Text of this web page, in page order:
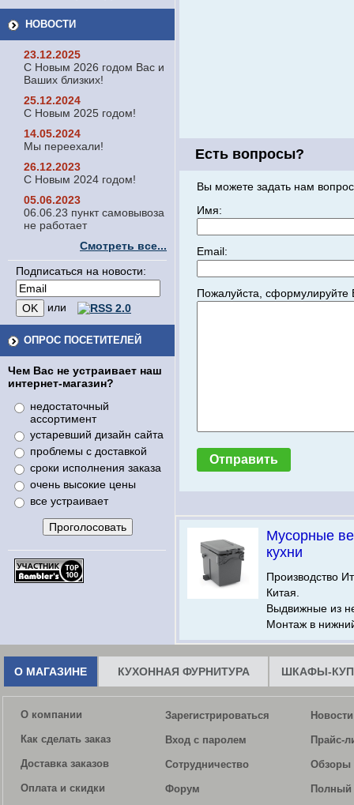
НОВОСТИ
23.12.2025
С Новым 2026 годом Вас и
Ваших близких!
25.12.2024
С Новым 2025 годом!
14.05.2024
Мы переехали!
26.12.2023
С Новым 2024 годом!
05.06.2023
06.06.23 пункт самовывоза
не работает
Смотреть все...
Подписаться на новости:
или
ОПРОС ПОСЕТИТЕЛЕЙ
Чем Вас не устраивает наш
интернет-магазин?
недостаточный
ассортимент
устаревший дизайн сайта
проблемы с доставкой
сроки исполнения заказа
очень высокие цены
все устраивает
Есть вопросы?
Вы можете задать нам
Имя:
Email:
Пожалуйста,
Мусорные
кухни
Производство
Китая.
Выдвижные из
Монтаж в
О МАГАЗИНЕ КУХОННАЯ ФУРНИТУРА ШКАФЫ-
О компании
Как сделать заказ
Доставка заказов
Оплата и скидки
Зарегистрироваться
Вход с паролем
Сотрудничество
Форум
Новости
Прайс-
Обзоры
Полный